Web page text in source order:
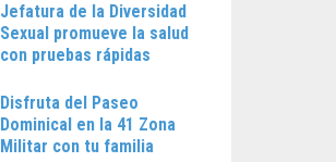
Jefatura de la Diversidad
Sexual promueve la salud
con pruebas rápidas
Disfruta del Paseo
Dominical en la 41 Zona
Militar con tu familia